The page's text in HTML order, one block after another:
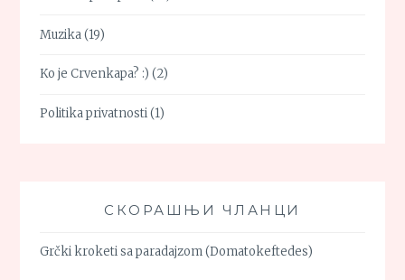
Muzika(19)
Ko je Crvenkapa? :) (2)
Politika privatnosti(1)
СКОРАШЊИ ЧЛАНЦИ
Grčki kroketi sa paradajzom (Domatokeftedes)